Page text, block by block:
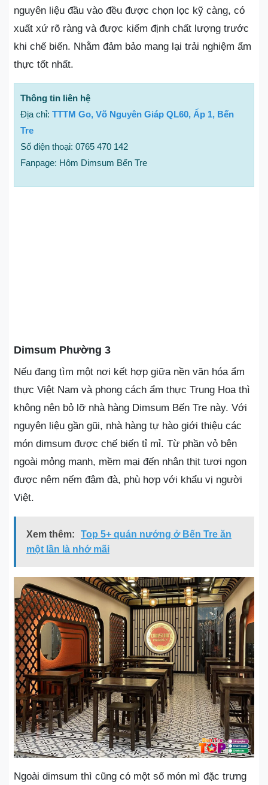
nguyên liệu đầu vào đều được chọn lọc kỹ càng, có
xuất xứ rõ ràng và được kiểm định chất lượng trước
khi chế biến. Nhằm đảm bảo mang lại trải nghiệm ẩm
thực tốt nhất.
Thông tin liên hệ
Địa chỉ: TTTM Go, Võ Nguyên Giáp QL60, Ấp 1, Bến
Tre
Số điện thoại: 0765 470 142
Fanpage: Hôm Dimsum Bến Tre
Dimsum Phường 3
Nếu đang tìm một nơi kết hợp giữa nền văn hóa ẩm
thực Việt Nam và phong cách ẩm thực Trung Hoa thì
không nên bỏ lỡ nhà hàng Dimsum Bến Tre này. Với
nguyên liệu gần gũi, nhà hàng tự hào giới thiệu các
món dimsum được chế biến tỉ mỉ. Từ phần vỏ bên
ngoài mỏng manh, mềm mại đến nhân thịt tươi ngon
được nêm nếm đậm đà, phù hợp với khẩu vị người
Việt.
Xem thêm:
Top 5+ quán nướng ở Bến Tre ăn
một lần là nhớ mãi
Ngoài dimsum thì cũng có một số món mì đặc trưng